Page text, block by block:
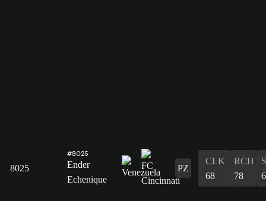
8025
#8025
Ender
Echenique
PZ
CLK
68
RCH
78